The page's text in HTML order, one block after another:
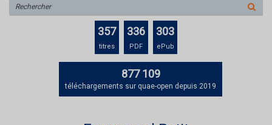
sur
le
357
titres
336
PDF
303
ePub
877 109
téléchargements sur quae-open depuis 2019